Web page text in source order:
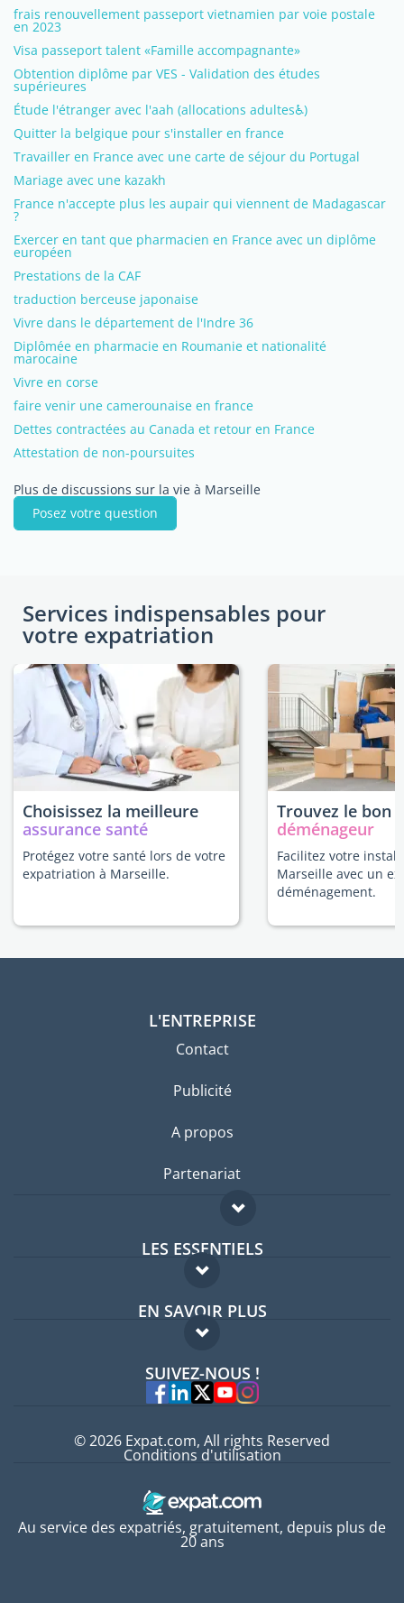
frais renouvellement passeport vietnamien par voie postale
en 2023
Visa passeport talent «Famille accompagnante»
Obtention diplôme par VES - Validation des études
supérieures
Étude l'étranger avec l'aah (allocations adultes♿)
Quitter la belgique pour s'installer en france
Travailler en France avec une carte de séjour du Portugal
Mariage avec une kazakh
France n'accepte plus les aupair qui viennent de Madagascar
?
Exercer en tant que pharmacien en France avec un diplôme
européen
Prestations de la CAF
traduction berceuse japonaise
Vivre dans le département de l'Indre 36
Diplômée en pharmacie en Roumanie et nationalité
marocaine
Vivre en corse
faire venir une camerounaise en france
Dettes contractées au Canada et retour en France
Attestation de non-poursuites
Plus de discussions sur la vie à Marseille
Posez votre question
Services indispensables pour
votre expatriation
Choisissez la meilleure
assurance santé
Protégez votre santé lors de votre
expatriation à Marseille.
Trouvez le bon
déménageur
Facilitez votre
Marseille avec un
déménagement.
L'ENTREPRISE
Contact
Publicité
A propos
Partenariat
LES ESSENTIELS
Forum expatriés
Guides pays
EN SAVOIR PLUS
FAQ
Experts
SUIVEZ-NOUS !
Au service des expatriés, gratuitement, depuis plus de
20 ans
© 2026 Expat.com, All rights Reserved
Conditions d'utilisation